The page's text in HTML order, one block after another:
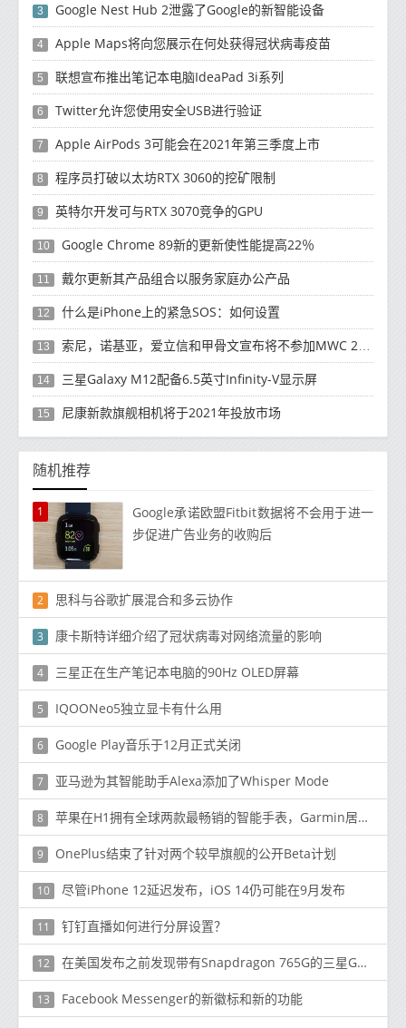
3 Google Nest Hub 2泄露了Google的新智能设备
4 Apple Maps将向您展示在何处获得冠状病毒疫苗
5 联想宣布推出笔记本电脑IdeaPad 3i系列
6 Twitter允许您使用安全USB进行验证
7 Apple AirPods 3可能会在2021年第三季度上市
8 程序员打破以太坊RTX 3060的挖矿限制
9 英特尔开发可与RTX 3070竞争的GPU
10 Google Chrome 89新的更新使性能提高22％
11 戴尔更新其产品组合以服务家庭办公产品
12 什么是iPhone上的紧急SOS：如何设置
13 索尼，诺基亚，爱立信和甲骨文宣布将不参加MWC 2021
14 三星Galaxy M12配备6.5英寸Infinity-V显示屏
15 尼康新款旗舰相机将于2021年投放市场
随机推荐
1
Google承诺欧盟Fitbit数据将不会用于进一
步促进广告业务的收购后
2 思科与谷歌扩展混合和多云协作
3 康卡斯特详细介绍了冠状病毒对网络流量的影响
4 三星正在生产笔记本电脑的90Hz OLED屏幕
5 IQOONeo5独立显卡有什么用
6 Google Play音乐于12月正式关闭
7 亚马逊为其智能助手Alexa添加了Whisper Mode
8 苹果在H1拥有全球两款最畅销的智能手表，Garmin居于华为和三星之首
9 OnePlus结束了针对两个较早旗舰的公开Beta计划
10 尽管iPhone 12延迟发布，iOS 14仍可能在9月发布
11 钉钉直播如何进行分屏设置？
12 在美国发布之前发现带有Snapdragon 765G的三星Galaxy A51 5G
13 Facebook Messenger的新徽标和新的功能